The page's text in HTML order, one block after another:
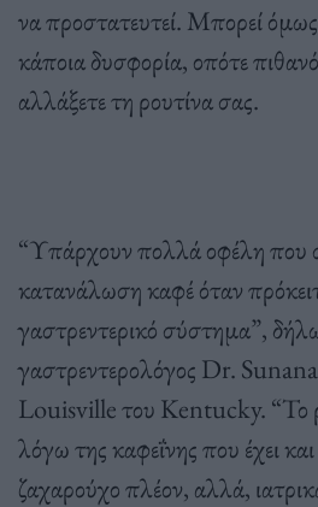
να προστατευτεί. Μπορεί
κάποια δυσφορία, οπότε
αλλάξετε τη ρουτίνα σας.
“Υπάρχουν πολλά οφέλη που
κατανάλωση καφέ όταν
γαστρεντερικό σύστημα”,
γαστρεντερολόγος Dr.
Louisville του Kentucky. “Το
λόγω της καφεΐνης που έχει
ζαχαρούχο πλέον, αλλά,